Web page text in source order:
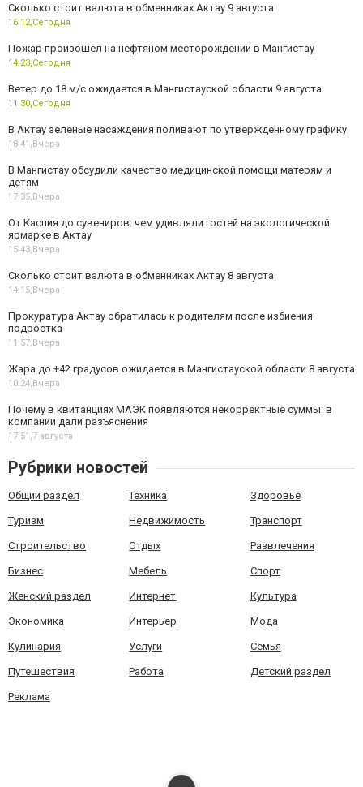
Сколько стоит валюта в обменниках Актау 9 августа
16:12,Сегодня
Пожар произошел на нефтяном месторождении в Мангистау
14:23,Сегодня
Ветер до 18 м/с ожидается в Мангистауской области 9 августа
11:30,Сегодня
В Актау зеленые насаждения поливают по утвержденному графику
18:41,Вчера
В Мангистау обсудили качество медицинской помощи матерям и
детям
17:35,Вчера
От Каспия до сувениров: чем удивляли гостей на экологической
ярмарке в Актау
15:43,Вчера
Сколько стоит валюта в обменниках Актау 8 августа
14:15,Вчера
Прокуратура Актау обратилась к родителям после избиения
подростка
11:57,Вчера
Жара до +42 градусов ожидается в Мангистауской области 8 августа
10:24,Вчера
Почему в квитанциях МАЭК появляются некорректные суммы: в
компании дали разъяснения
17:51,7 августа
Рубрики новостей
Общий раздел Техника Здоровье
Туризм Недвижимость Транспорт
Строительство Отдых Развлечения
Бизнес Мебель Спорт
Женский раздел Интернет Культура
Экономика Интерьер Мода
Кулинария Услуги Семья
Путешествия Работа Детский раздел
Реклама